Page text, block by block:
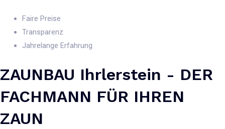
Faire Preise
Transparenz
Jahrelange Erfahrung
ZAUNBAU Ihrlerstein - DER
FACHMANN FÜR IHREN
ZAUN